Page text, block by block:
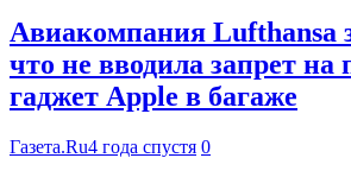
Авиакомпания Lufthansa
что не вводила запрет
гаджет Apple в багаже
Газета.Ru4 года спустя 0